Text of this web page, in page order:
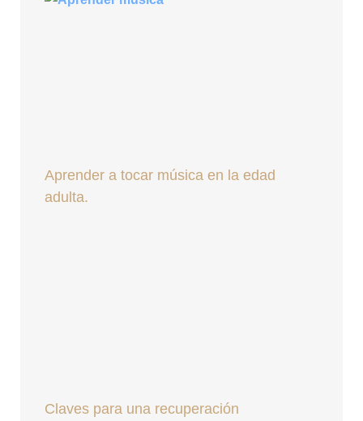
Aprender a tocar música en la edad
adulta.
Claves para una recuperación